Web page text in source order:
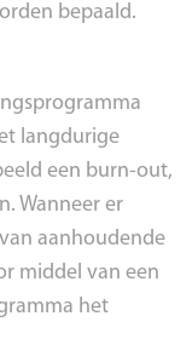
bepaald.
langdurige
een burn-out,
Wanneer er
aanhoudende
middel van een
het